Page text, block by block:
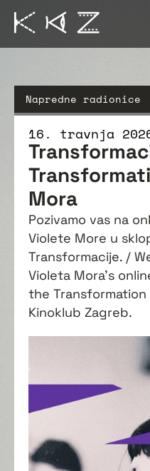
Napredne radionice
16. travnja
Mora
Pozivamo vas na
Violete More u
Transformacije. /
Violeta Mora’s
the
Kinoklub Zagreb.